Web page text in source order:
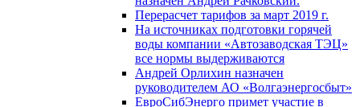
Перерасчет тарифов за март 2019 г.
На источниках подготовки горячей
воды компании «Автозаводская ТЭЦ»
все нормы выдерживаются
Андрей Орлихин назначен
руководителем АО «Волгаэнергосбыт»
ЕвроСибЭнерго примет участие в